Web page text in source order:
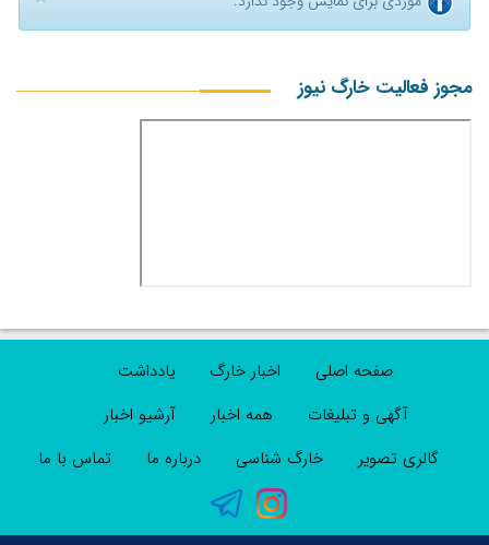
مجوز فعالیت خارگ نیوز
صفحه اصلی اخبار خارگ
یادداشت
آگهی و تبلیغات
همه اخبار
آرشیو اخبار
گالری تصویر
خارگ شناسی درباره ما تماس با ما